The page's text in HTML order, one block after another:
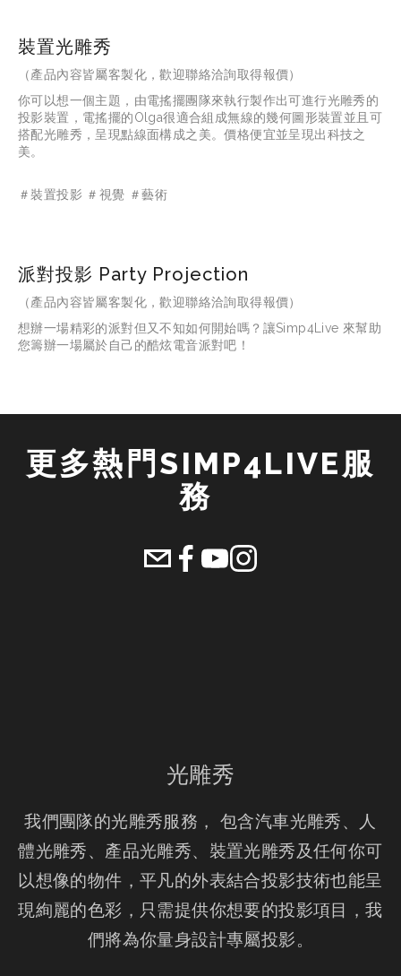
裝置光雕秀
（產品內容皆屬客製化，歡迎聯絡洽詢取得報價）
你可以想一個主題，由電搖擺團隊來執行製作出可進行光雕秀的
投影裝置，電搖擺的Olga很適合組成無線的幾何圖形裝置並且可
搭配光雕秀，呈現點線面構成之美。價格便宜並呈現出科技之
美。
＃裝置投影 ＃視覺 ＃藝術
派對投影 Party Projection
（產品內容皆屬客製化，歡迎聯絡洽詢取得報價）
想辦一場精彩的派對但又不知如何開始嗎？讓Simp4Live 來幫助
您籌辦一場屬於自己的酷炫電音派對吧！
更多熱門SIMP4LIVE服
務
光雕秀
我們團隊的光雕秀服務， 包含汽車光雕秀、人
體光雕秀、產品光雕秀、裝置光雕秀及任何你可
以想像的物件，平凡的外表結合投影技術也能呈
現絢麗的色彩，只需提供你想要的投影項目，我
們將為你量身設計專屬投影。